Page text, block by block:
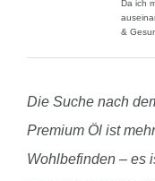
Da ich
&
Die Suche nach
Premium Öl ist
Wohlbefinden – es